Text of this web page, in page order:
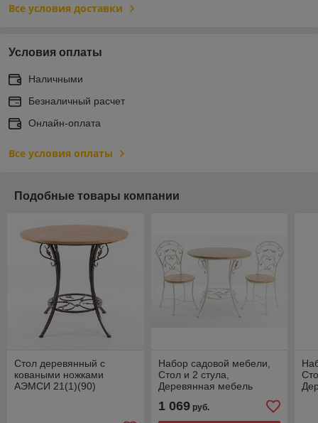
Все условия доставки
Условия оплаты
Наличными
Безналичный расчет
Онлайн-оплата
Все условия оплаты
Подобные товары компании
Стол деревянный с
коваными ножками
АЭМСИ 21(1)(90)
Набор садовой мебели,
Стол и 2 стула,
Деревянная мебель
1 069руб.